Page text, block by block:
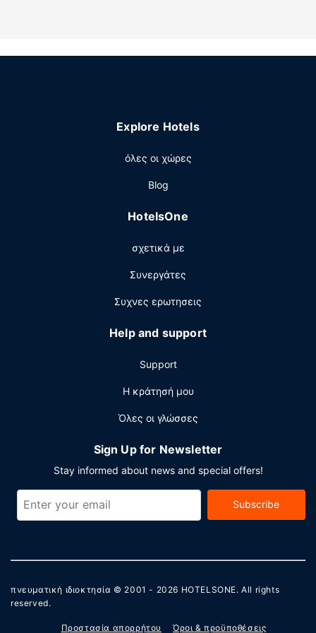
Χαρείτε τη θέα από τον κήπο και κάντε χρήση παροχών,
Απολαύστε ένα γεύμα στο Holman's Ice Cream ή σνακ σε
Στις σημαντικές παροχές περιλαμβάνονται αποθήκευση
τραπεζικές υπηρεσίες. Στους χώρους μας θα βρείτε
Explore Hotels
όλες οι χώρες
Blog
HotelsOne
σχετικά με
Συνεργάτες
Συχνες ερωτησεις
Help and support
Support
Η κράτησή μου
Όλες οι γλώσσες
Sign Up for Newsletter
Stay informed about news and special offers!
Subscribe
πνευματική ιδιοκτησία © 2001 - 2026 HOTELSONE. All rights
reserved.
Προστασία απορρήτου Όροι & προϋποθέσεις